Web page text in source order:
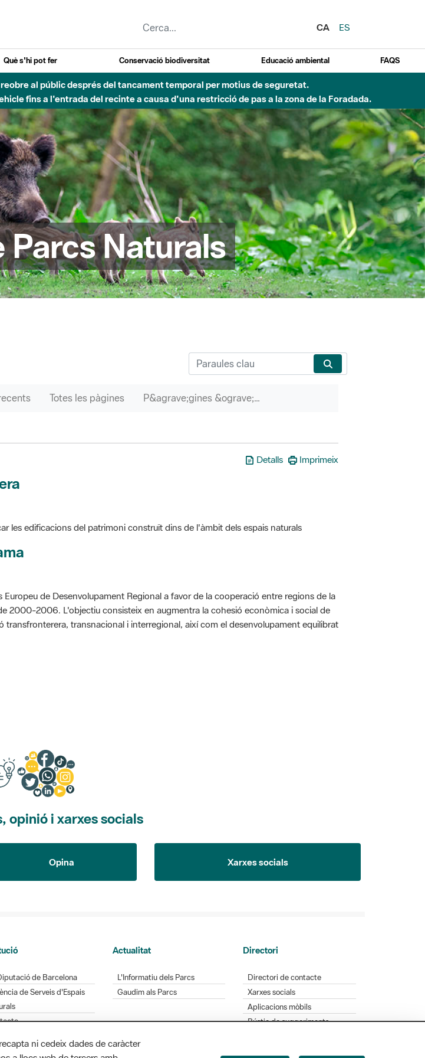
CA
ES
Què s'hi pot fer Conservació biodiversitat Educació ambiental FAQS
al públic després del tancament temporal per motius de seguretat.
fins a l'entrada del recinte a causa d'una restricció de pas a la zona de la Foradada.
Parcs Naturals
Totes les pàgines P&agrave;gines &ograve;rfenes
Detalls Imprimeix
les edificacions del patrimoni construït dins de l'àmbit dels espais naturals
Europeu de Desenvolupament Regional a favor de la cooperació entre regions de la
2000-2006. L'objectiu consisteix en augmentra la cohesió econòmica i social de
transfronterera, transnacional i interregional, així com el desenvolupament equilibrat
de les valoracions és de 0 estrelles de 5.
opinió i xarxes socials
Opina Xarxes socials
de Barcelona
de Serveis d'Espais
Actualitat
L'Informatiu dels Parcs
Gaudim als Parcs
Directori
Directori de contacte
Xarxes socials
Aplicacions mòbils
Bústia de suggeriments
ni cedeix dades de caràcter